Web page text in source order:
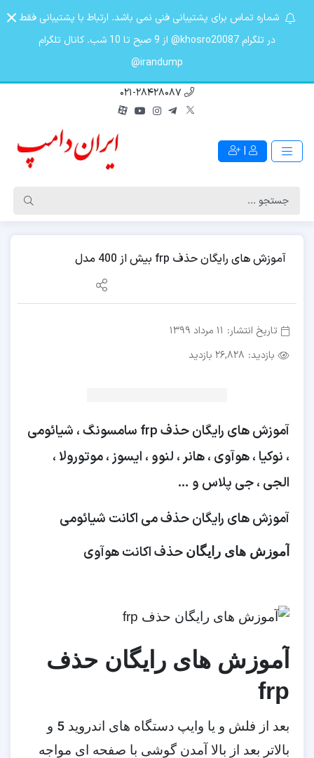
شماره تماس برای پشتیبانی فنی نمی باشد. ارتباط با پشتیبانی فقط
در تلگرام khosro20087@ از 9 صبح تا 10 شب. کانال تلگرام
irandump@
021-28428087
|
آموزش های رایگان حذف frp بیش از 400 مدل
تاریخ انتشار: 11 مرداد 1399
بازدید: 26,828 بازدید
آموزش های رایگان حذف frp سامسونگ ، شیائومی
، نوکیا ، هوآوی ، هانر ، لنوو ، ایسوز ، موتورولا ،
الجی ، جی پلاس و …
آموزش های رایگان حذف می اکانت شیائومی
آموزش های رایگان حذف اکانت هوآوی
آموزش های رایگان حذف
frp
بعد از فلش و یا وایپ دستگاه های اندروید 5 و
بالاتر بعد از بالا آمدن گوشی با صفحه ای مواجه